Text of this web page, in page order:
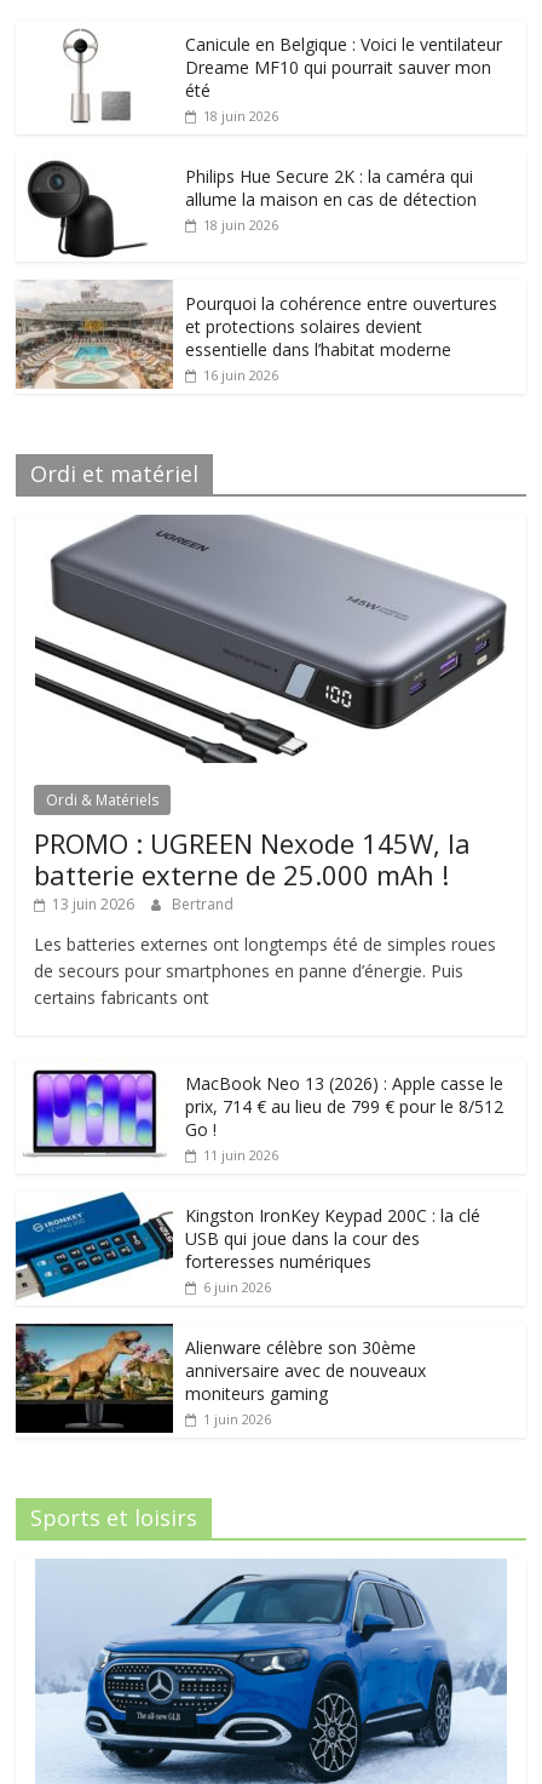
Canicule en Belgique : Voici le ventilateur
Dreame MF10 qui pourrait sauver mon
été
18 juin 2026
Philips Hue Secure 2K : la caméra qui
allume la maison en cas de détection
18 juin 2026
Pourquoi la cohérence entre ouvertures
et protections solaires devient
essentielle dans l’habitat moderne
16 juin 2026
Ordi et matériel
Ordi & Matériels
PROMO : UGREEN Nexode 145W, la
batterie externe de 25.000 mAh !
13 juin 2026 Bertrand
Les batteries externes ont longtemps été de simples roues
de secours pour smartphones en panne d’énergie. Puis
certains fabricants ont
MacBook Neo 13 (2026) : Apple casse le
prix, 714 € au lieu de 799 € pour le 8/512
Go !
11 juin 2026
Kingston IronKey Keypad 200C : la clé
USB qui joue dans la cour des
forteresses numériques
6 juin 2026
Alienware célèbre son 30ème
anniversaire avec de nouveaux
moniteurs gaming
1 juin 2026
Sports et loisirs